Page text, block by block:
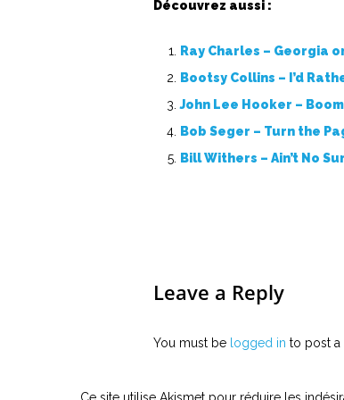
Découvrez aussi :
Ray Charles – Georgia
Bootsy Collins – I’d
John Lee Hooker –
Bob Seger – Turn the
Bill Withers – Ain’t No
Leave a Reply
You must be logged in to post a